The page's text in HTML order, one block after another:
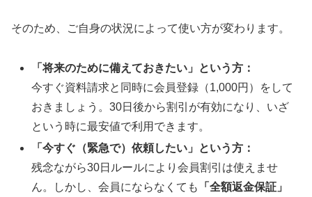
そのため、ご自身の状況によって使い方が変わります。
「将来のために備えておきたい」という方：
今すぐ資料請求と同時に会員登録（1,000円）をして
おきましょう。30日後から割引が有効になり、いざ
という時に最安値で利用できます。
「今すぐ（緊急で）依頼したい」という方：
残念ながら30日ルールにより会員割引は使えませ
ん。しかし、会員にならなくても
「全額返金保証」